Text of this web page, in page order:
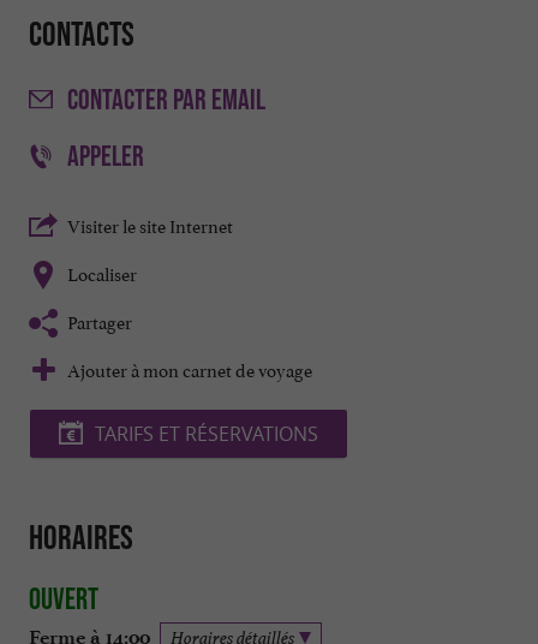
Contacts
CONTACTER PAR EMAIL
APPELER
Visiter le site Internet
Localiser
Partager
Ajouter à mon carnet de voyage
TARIFS ET RÉSERVATIONS
Horaires
Ouvert
Ferme à 14:00 Horaires détaillés